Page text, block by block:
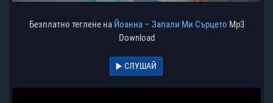
Безплатно теглене на Йоанна – Запали Ми Сърцето Mp3
Download
СЛУШАЙ